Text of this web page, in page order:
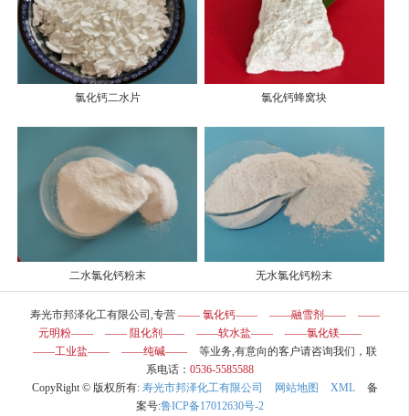
氯化钙二水片 氯化钙蜂窝块
二水氯化钙粉末 无水氯化钙粉末
寿光市邦泽化工有限公司,专营 —— 氯化钙—— ——融雪剂——
——
元明粉——
—— 阻化剂—— ——软水盐——
——氯化镁——
——工业盐——
——纯碱——
等业务,有意向的客户请咨询我们，联
系电话： 0536-5585588
CopyRight © 版权所有: 寿光市邦泽化工有限公司 网站地图 XML
备
案号:鲁ICP备17012630号-2